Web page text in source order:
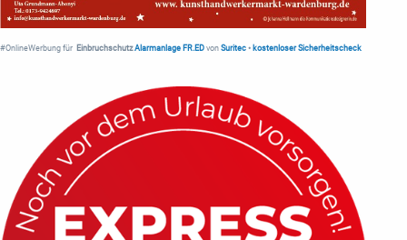
#OnlineWerbung für Einbruchschutz Alarmanlage FR.ED von Suritec • kostenloser Sicherheitscheck